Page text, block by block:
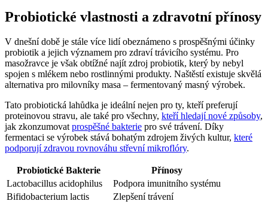
Probiotické vlastnosti a zdravotní přínosy
V dnešní době je stále více lidí obeznámeno s prospěšnými účinky
probiotik a jejich významem pro zdraví trávicího systému. Pro
masožravce je však obtížné najít zdroj probiotik, který by nebyl
spojen s mlékem nebo rostlinnými produkty. Naštěstí existuje skvělá
alternativa pro milovníky masa – fermentovaný masný výrobek.
Tato probiotická lahůdka je ideální nejen pro ty, kteří preferují
proteinovou stravu, ale také pro všechny, kteří hledají nové způsoby,
jak zkonzumovatprospěšné bakterie pro své trávení. Díky
fermentaci se výrobek stává bohatým zdrojem živých kultur, které
podporují zdravou rovnováhu střevní mikroflóry.
Probiotické Bakterie
Přínosy
Lactobacillus acidophilus
Podpora imunitního systému
Bifidobacterium lactis
Zlepšení trávení